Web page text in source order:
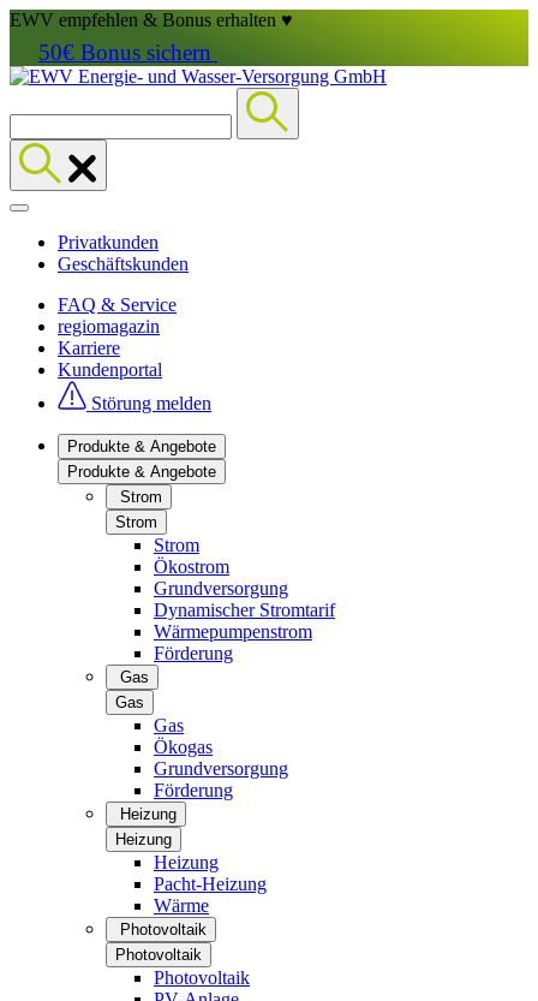
EWV empfehlen & Bonus erhalten ♥
50€ Bonus sichern
Privatkunden
Geschäftskunden
FAQ & Service
regiomagazin
Karriere
Kundenportal
Störung melden
Produkte & Angebote
Produkte & Angebote
Strom
Strom
Strom
Ökostrom
Grundversorgung
Dynamischer Stromtarif
Wärmepumpenstrom
Förderung
Gas
Gas
Gas
Ökogas
Grundversorgung
Förderung
Heizung
Heizung
Heizung
Pacht-Heizung
Wärme
Photovoltaik
Photovoltaik
Photovoltaik